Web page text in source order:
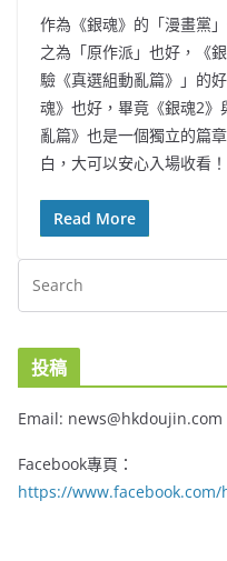
作為《銀魂》的「漫畫黨
之為「原作派」也好，《
驗《真選組動亂篇》」的
魂》也好，畢竟《銀魂2
亂篇》也是一個獨立的篇
白，大可以安心入場收看！
Read More
投稿
Email: news@hkdoujin.com
Facebook專頁：
https://